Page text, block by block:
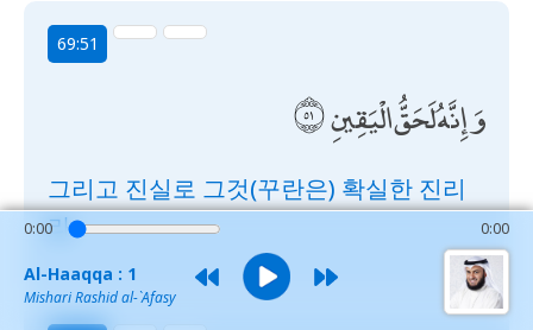
69:51
وَإِنَّهُ لَحَقُّ الْيَقِينِ
그리고 진실로 그것(꾸란은) 확실한 진리
라
0:00 0:00
Al-Haaqqa : 1
Mishari Rashid al-`Afasy